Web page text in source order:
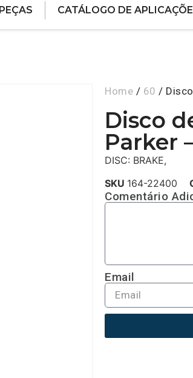
PEÇAS CATÁLOGO DE
Home / 60 /
Disco
Parker
DISC: BRAKE,
SKU 164-22400
Comentário
Email